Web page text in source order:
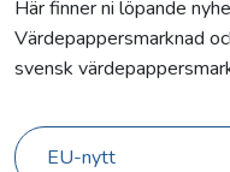
Här finner ni löpande
Värdepappersmarknad
svensk
EU-nytt